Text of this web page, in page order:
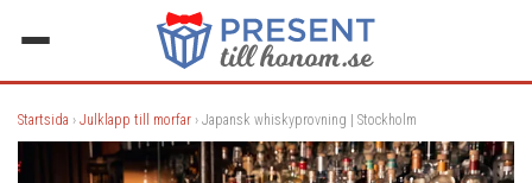
Startsida › Julklapp till morfar › Japansk whiskyprovning | Stockholm